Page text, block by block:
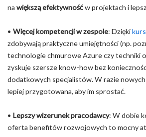
na większą efektywnośćw projektach i
• Więcej kompetencji w zespole: Dzięki
zdobywają praktyczne umiejętności (np.
technologie chmurowe Azure czy techniki
zyskuje szersze know-how bez
dodatkowych specjalistów. W razie
lepiej przygotowana, aby im sprostać.
• Lepszy wizerunek pracodawcy: W dobie
oferta benefitów rozwojowych to mocny